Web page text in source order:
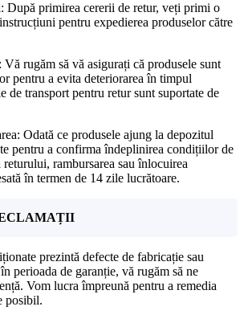
După primirea cererii de retur, veți primi o
pentru expedierea produselor către
rugăm să vă asigurați că produsele sunt
pentru a evita deteriorarea în timpul
de transport pentru retur sunt suportate de
Odată ce produsele ajung la depozitul
pentru a confirma îndeplinirea condițiilor de
rambursarea sau înlocuirea
în termen de 14 zile lucrătoare.
prezintă defecte de fabricație sau
perioada de garanție, vă rugăm să ne
Vom lucra împreună pentru a remedia
posibil.